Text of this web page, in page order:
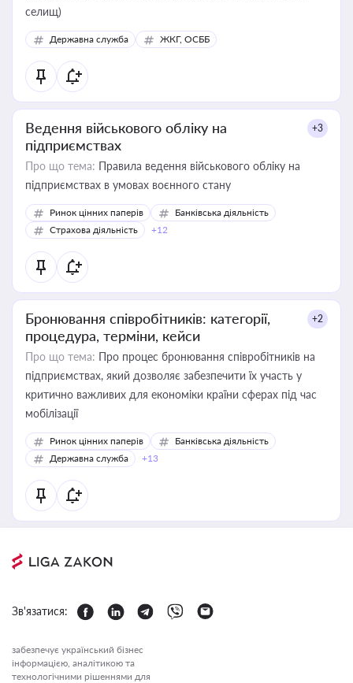
селищ)
Державна служба ЖКГ, ОСББ
Ведення військового обліку на
підприємствах
+3
Про що тема: Правила ведення військового обліку на
підприємствах в умовах воєнного стану
Ринок цінних паперів
Банківська діяльність
Страхова діяльність
+12
Бронювання співробітників: категорії,
процедура, терміни, кейси
+2
Про що тема: Про процес бронювання співробітників на
підприємствах, який дозволяє забезпечити їх участь у
критично важливих для економіки країни сферах під час
мобілізації
Ринок цінних паперів
Банківська діяльність
Державна служба
+13
Зв'язатися:
забезпечує український бізнес
інформацією, аналітикою та
технологічними рішеннями для